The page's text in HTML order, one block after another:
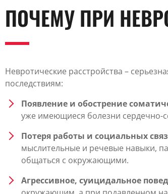
ПОЧЕМУ ПРИ
Невротические расстройства –
последствиям:
Появление и обострение
уже имеющиеся болезни сердечно-
Потеря работы и социальных
мыслительные и речевые навыки,
общаться с окружающими.
Агрессивное, суицидальное